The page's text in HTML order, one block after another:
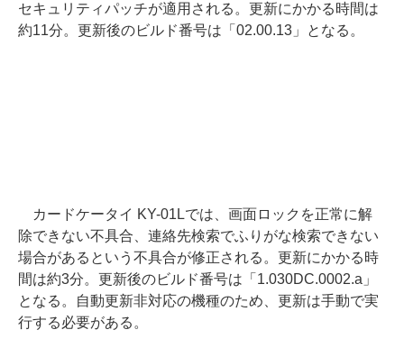
セキュリティパッチが適用される。更新にかかる時間は
約11分。更新後のビルド番号は「02.00.13」となる。
カードケータイ KY-01Lでは、画面ロックを正常に解
除できない不具合、連絡先検索でふりがな検索できない
場合があるという不具合が修正される。更新にかかる時
間は約3分。更新後のビルド番号は「1.030DC.0002.a」
となる。自動更新非対応の機種のため、更新は手動で実
行する必要がある。